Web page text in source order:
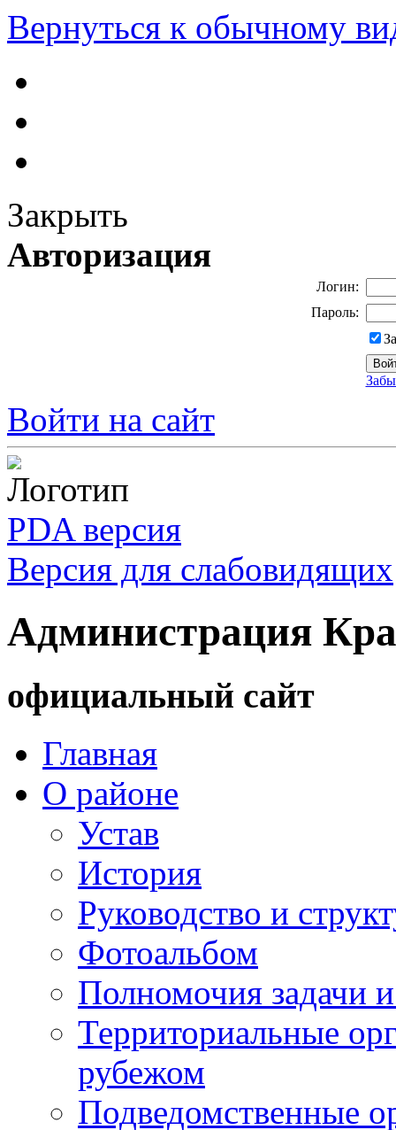
Вернуться к обычному
Закрыть
Авторизация
Логин:
Пароль:
Войти на сайт
PDA версия
Версия для слабовидящих
Администрация
официальный сайт
Главная
О районе
Устав
История
Руководство и
Фотоальбом
Полномочия задачи
Территориальные
рубежом
Подведомственные